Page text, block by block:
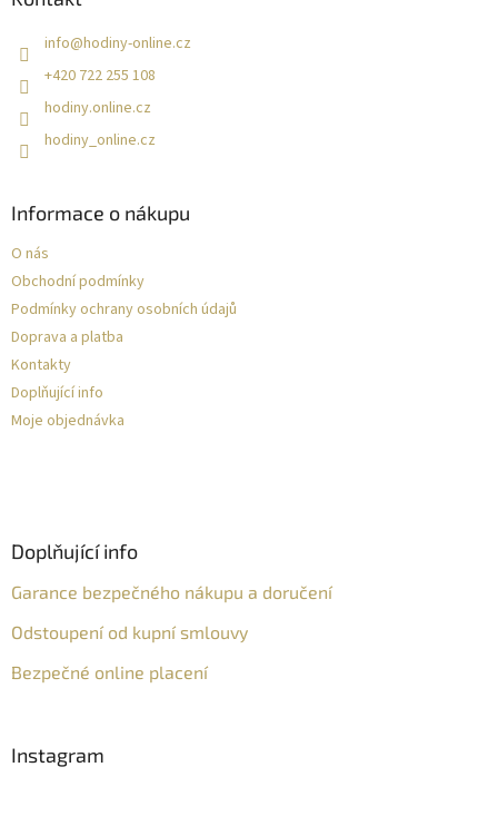
info@hodiny-online.cz
+420 722 255 108
hodiny.online.cz
hodiny_online.cz
Informace o nákupu
O nás
Obchodní podmínky
Podmínky ochrany osobních údajů
Doprava a platba
Kontakty
Doplňující info
Moje objednávka
Doplňující info
Garance bezpečného nákupu a doručení
Odstoupení od kupní smlouvy
Bezpečné online placení
Instagram